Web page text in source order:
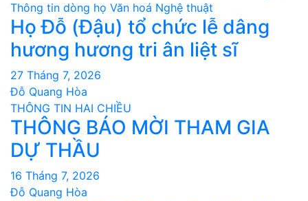
Thông tin dòng họ Văn hoá Nghệ thuật
Họ Đỗ (Đậu) tổ chức lễ dâng
hương hương tri ân liệt sĩ
27 Tháng 7, 2026
Đỗ Quang Hòa
THÔNG TIN HAI CHIỀU
THÔNG BÁO MỜI THAM GIA
DỰ THẦU
16 Tháng 7, 2026
Đỗ Quang Hòa